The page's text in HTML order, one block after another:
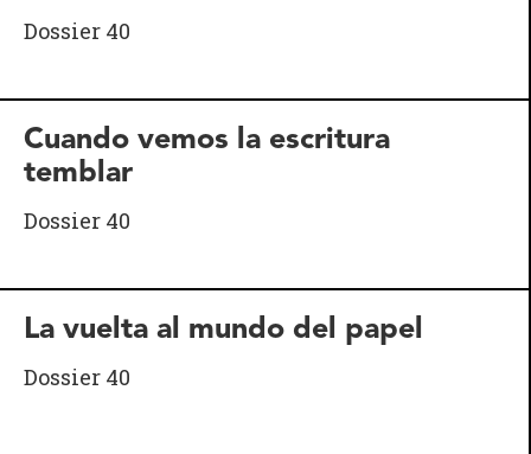
Dossier 40
Cuando vemos la escritura
temblar
Dossier 40
La vuelta al mundo del papel
Dossier 40